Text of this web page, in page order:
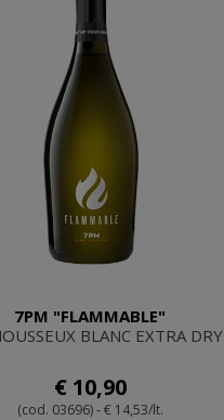
7PM "FLAMMABLE"
BLANC EXTRA DRY
€ 10,90
(cod. 03696) - € 14,53/lt.